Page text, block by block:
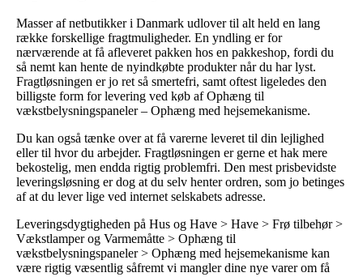
Masser af netbutikker i Danmark udlover til alt held en lang
række forskellige fragtmuligheder. En yndling er for
nærværende at få afleveret pakken hos en pakkeshop, fordi du
så nemt kan hente de nyindkøbte produkter når du har lyst.
Fragtløsningen er jo ret så smertefri, samt oftest ligeledes den
billigste form for levering ved køb af Ophæng til
vækstbelysningspaneler – Ophæng med hejsemekanisme.
Du kan også tænke over at få varerne leveret til din lejlighed
eller til hvor du arbejder. Fragtløsningen er gerne et hak mere
bekostelig, men endda rigtig problemfri. Den mest prisbevidste
leveringsløsning er dog at du selv henter ordren, som jo betinges
af at du lever lige ved internet selskabets adresse.
Leveringsdygtigheden på Hus og Have > Have > Frø tilbehør >
Vækstlamper og Varmemåtte > Ophæng til
vækstbelysningspaneler > Ophæng med hejsemekanisme kan
være rigtig væsentlig såfremt vi mangler dine nye varer om få